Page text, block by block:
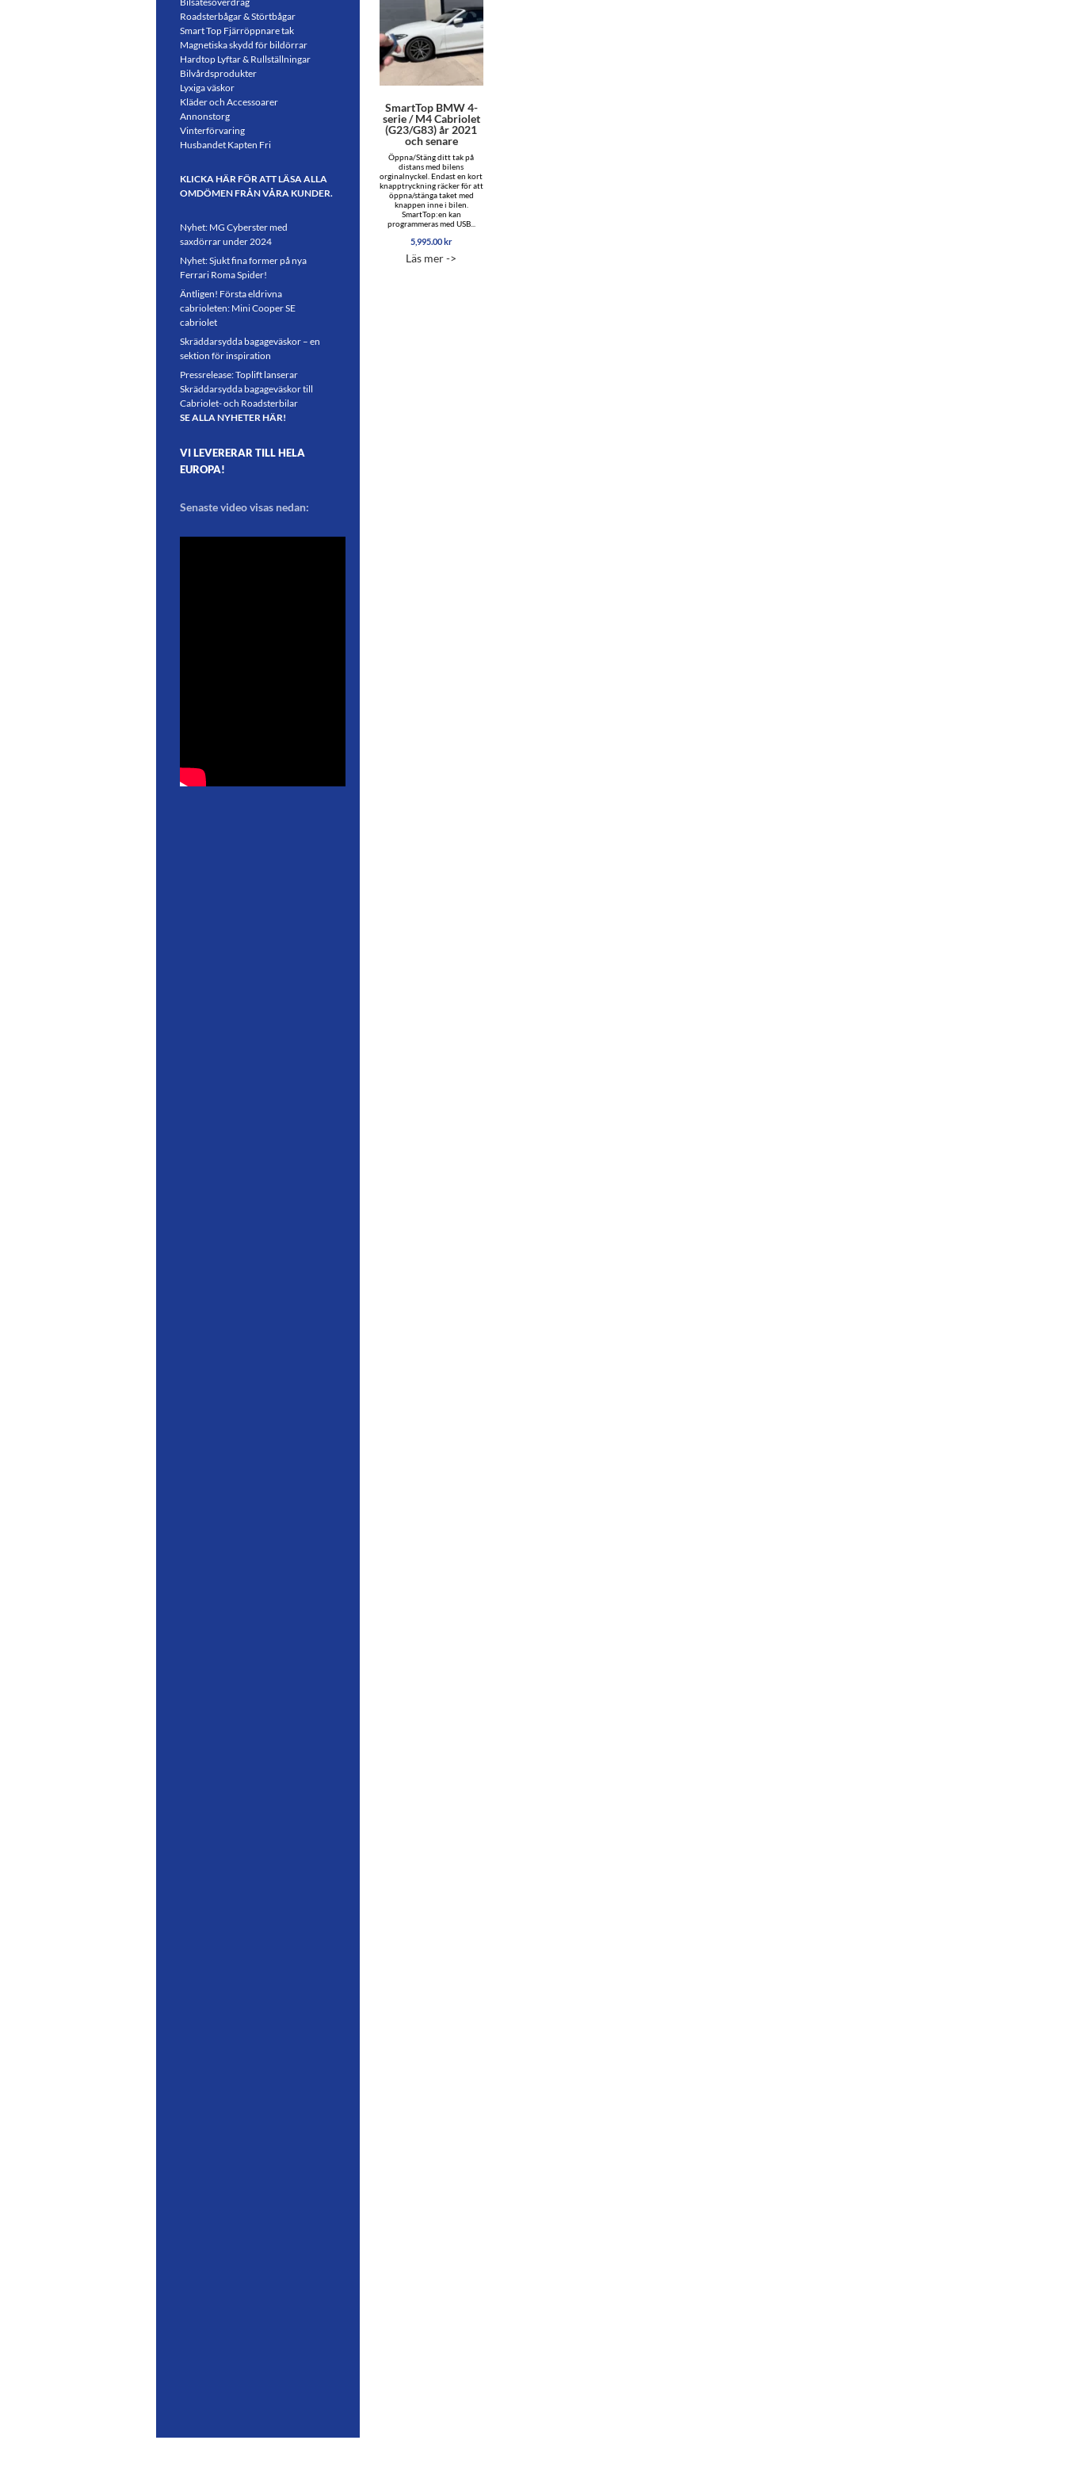
SmartTop BMW 4-
serie / M4 Cabriolet
(G23/G83) år 2021
och senare
Öppna/Stäng ditt tak på
distans med bilens
orginalnyckel. Endast en kort
knapptryckning räcker för att
öppna/stänga taket med
knappen inne i bilen.
SmartTop:en kan
programmeras med USB...
5,995.00kr
Läs mer ->
Roadsterbågar & Störtbågar
Smart Top Fjärröppnare tak
Magnetiska skydd för bildörrar
Hardtop Lyftar & Rullställningar
Bilvårdsprodukter
Lyxiga väskor
Kläder och Accessoarer
Annonstorg
Vinterförvaring
Husbandet Kapten Fri
KLICKA HÄR FÖR ATT LÄSA ALLA
OMDÖMEN FRÅN VÅRA KUNDER.
Nyhet: MG Cyberster med
saxdörrar under 2024
Nyhet: Sjukt fina former på nya
Ferrari Roma Spider!
Äntligen! Första eldrivna
cabrioleten: Mini Cooper SE
cabriolet
Skräddarsydda bagageväskor – en
sektion för inspiration
Pressrelease: Toplift lanserar
Skräddarsydda bagageväskor till
Cabriolet- och Roadsterbilar
SE ALLA NYHETER HÄR!
VI LEVERERAR TILL HELA
EUROPA!
Senaste video visas nedan: